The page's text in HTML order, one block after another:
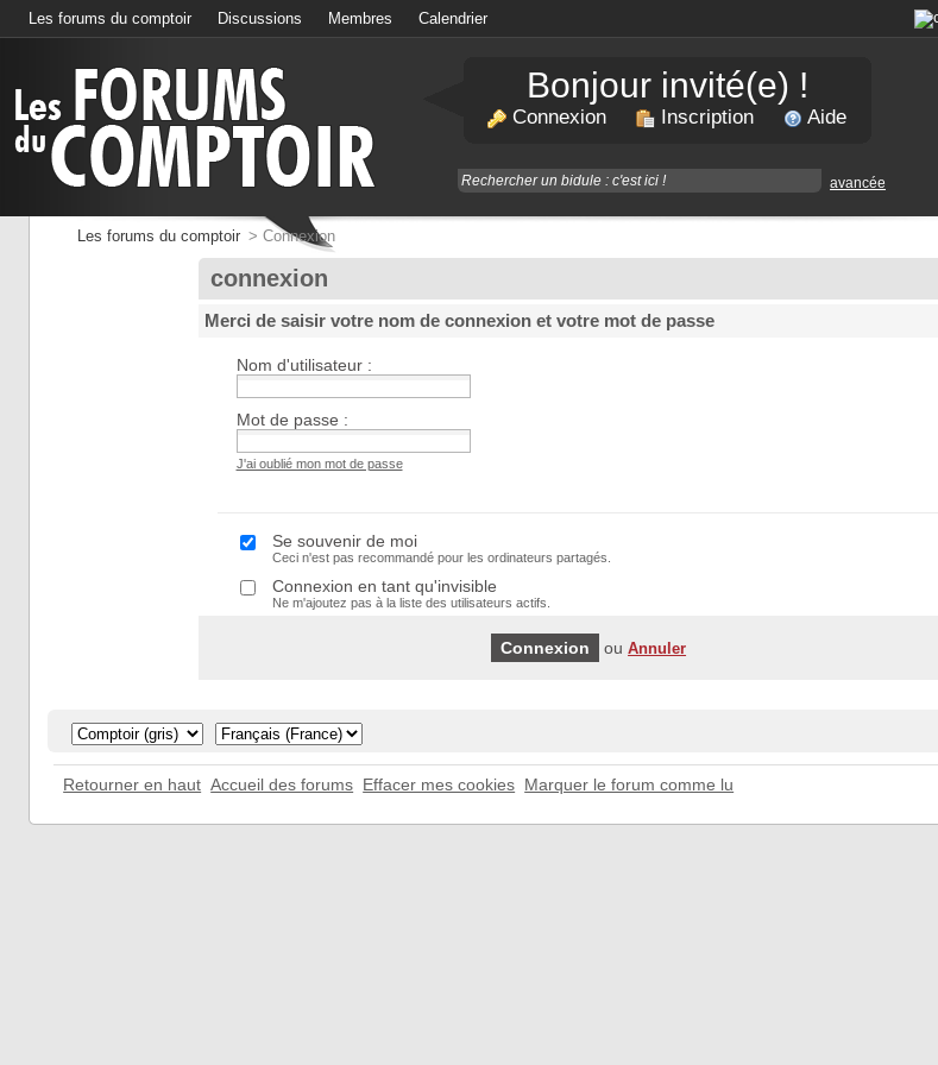
Les forums du comptoir Discussions Membres Calendrier
Bonjour invité(e) !
Connexion Inscription Aide
avancée
Les forums du comptoir > Connexion
connexion
Merci de saisir votre nom de connexion et votre mot de passe
Nom d'utilisateur :
Mot de passe :
J'ai oublié mon mot de passe
Se souvenir de moi
Ceci n'est pas recommandé pour les ordinateurs partagés.
Connexion en tant qu'invisible
Ne m'ajoutez pas à la liste des utilisateurs actifs.
ouAnnuler
Retourner en haut Accueil des forums Effacer mes cookies Marquer le forum comme lu